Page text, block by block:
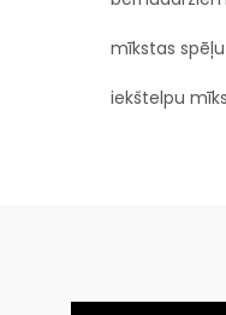
mīkstas
iekštelpu